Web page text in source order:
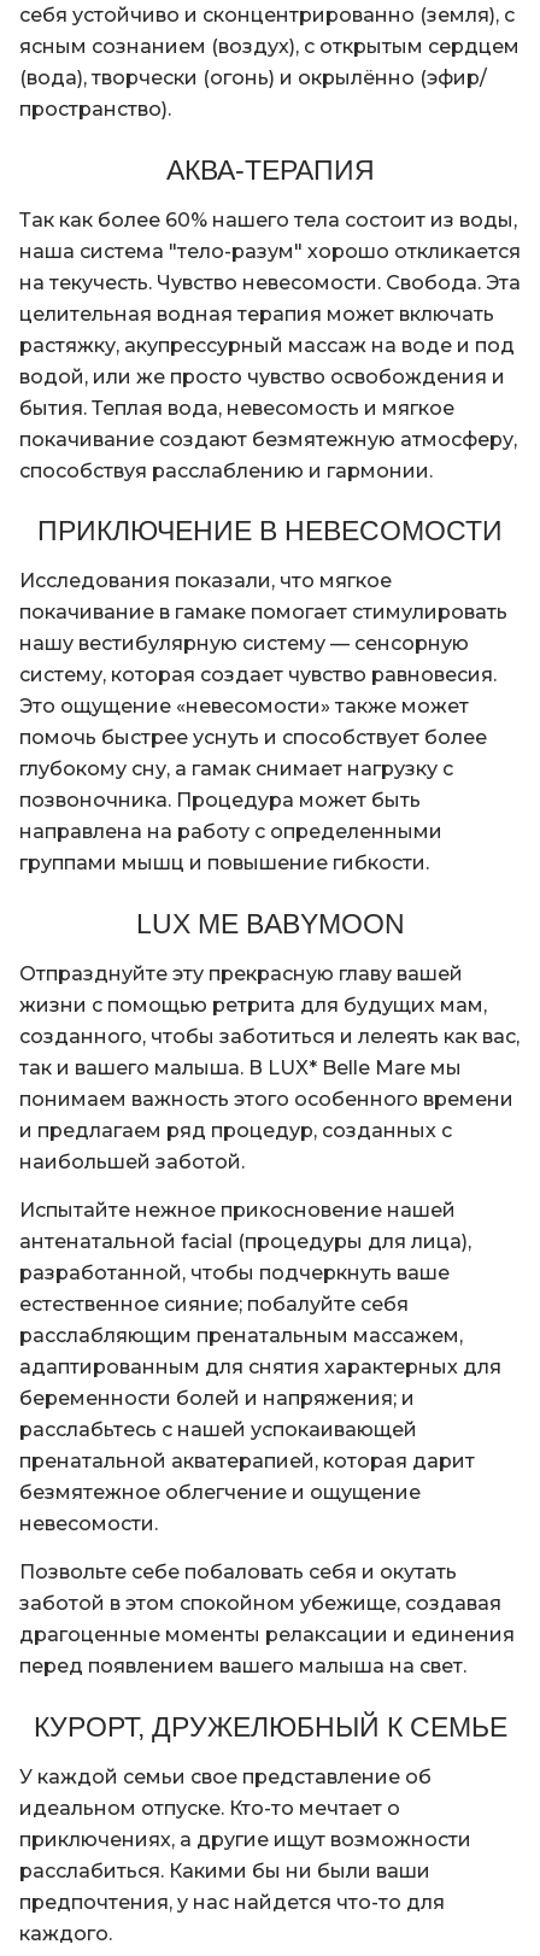
себя устойчиво и сконцентрированно (земля), с
ясным сознанием (воздух), с открытым сердцем
(вода), творчески (огонь) и окрылённо (эфир/
пространство).
АКВА-ТЕРАПИЯ
Так как более 60% нашего тела состоит из воды,
наша система "тело-разум" хорошо откликается
на текучесть. Чувство невесомости. Свобода. Эта
целительная водная терапия может включать
растяжку, акупрессурный массаж на воде и под
водой, или же просто чувство освобождения и
бытия. Теплая вода, невесомость и мягкое
покачивание создают безмятежную атмосферу,
способствуя расслаблению и гармонии.
ПРИКЛЮЧЕНИЕ В НЕВЕСОМОСТИ
Исследования показали, что мягкое
покачивание в гамаке помогает стимулировать
нашу вестибулярную систему — сенсорную
систему, которая создает чувство равновесия.
Это ощущение «невесомости» также может
помочь быстрее уснуть и способствует более
глубокому сну, а гамак снимает нагрузку с
позвоночника. Процедура может быть
направлена на работу с определенными
группами мышц и повышение гибкости.
LUX ME BABYMOON
Отпразднуйте эту прекрасную главу вашей
жизни с помощью ретрита для будущих мам,
созданного, чтобы заботиться и лелеять как вас,
так и вашего малыша. В LUX* Belle Mare мы
понимаем важность этого особенного времени
и предлагаем ряд процедур, созданных с
наибольшей заботой.
Испытайте нежное прикосновение нашей
антенатальной facial (процедуры для лица),
разработанной, чтобы подчеркнуть ваше
естественное сияние; побалуйте себя
расслабляющим пренатальным массажем,
адаптированным для снятия характерных для
беременности болей и напряжения; и
расслабьтесь с нашей успокаивающей
пренатальной акватерапией, которая дарит
безмятежное облегчение и ощущение
невесомости.
Позвольте себе побаловать себя и окутать
заботой в этом спокойном убежище, создавая
драгоценные моменты релаксации и единения
перед появлением вашего малыша на свет.
КУРОРТ, ДРУЖЕЛЮБНЫЙ К СЕМЬЕ
У каждой семьи свое представление об
идеальном отпуске. Кто-то мечтает о
приключениях, а другие ищут возможности
расслабиться. Какими бы ни были ваши
предпочтения, у нас найдется что-то для
каждого.